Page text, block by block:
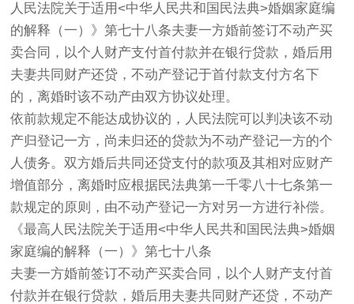
人民法院关于适用<中华人民共和国民法典>婚姻家庭编
的解释（一）》第七十八条夫妻一方婚前签订不动产买
卖合同，以个人财产支付首付款并在银行贷款，婚后用
夫妻共同财产还贷，不动产登记于首付款支付方名下
的，离婚时该不动产由双方协议处理。
依前款规定不能达成协议的，人民法院可以判决该不动
产归登记一方，尚未归还的贷款为不动产登记一方的个
人债务。双方婚后共同还贷支付的款项及其相对应财产
增值部分，离婚时应根据民法典第一千零八十七条第一
款规定的原则，由不动产登记一方对另一方进行补偿。
《最高人民法院关于适用<中华人民共和国民法典>婚姻
家庭编的解释（一）》第七十八条
夫妻一方婚前签订不动产买卖合同，以个人财产支付首
付款并在银行贷款，婚后用夫妻共同财产还贷，不动产